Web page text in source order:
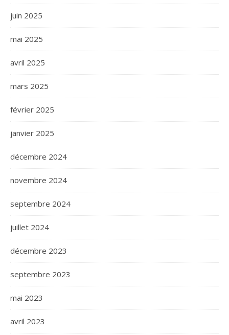
juin 2025
mai 2025
avril 2025
mars 2025
février 2025
janvier 2025
décembre 2024
novembre 2024
septembre 2024
juillet 2024
décembre 2023
septembre 2023
mai 2023
avril 2023